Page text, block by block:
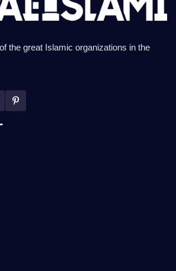
the great Islamic organizations in the